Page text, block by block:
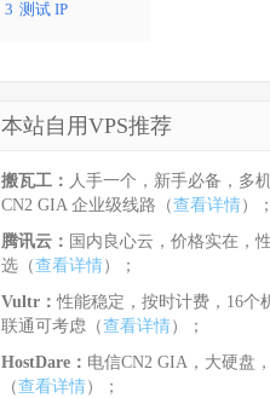
3 测试 IP
本站自用VPS推荐
搬瓦工： 人手一个，新手必备，多
CN2 GIA 企业级线路（查看详情）；
腾讯云： 国内良心云，价格实在，
选（查看详情）；
Vultr：性能稳定，按时计费，16个
联通可考虑（查看详情）；
HostDare： 电信CN2 GIA，大硬盘
（查看详情）；